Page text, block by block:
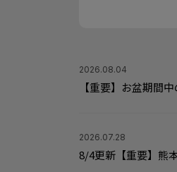
2026.08.04
【重要】お盆期間
2026.07.28
8/4更新【重要】熊